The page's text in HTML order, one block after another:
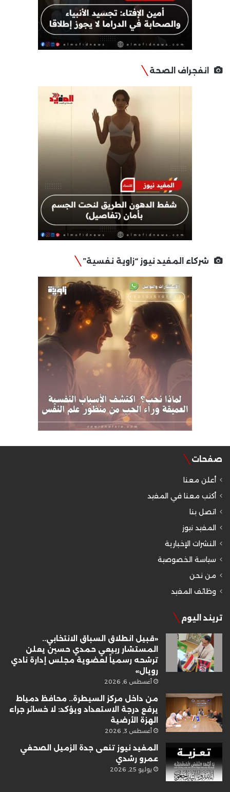
انفجراف الصحة
شركاء المفيد نيوز “زاوية نفسية”
صفحات
أعلن معنا
أكتب معنا في المفيد
اتصل بنا
المفيد نيوز
النشرات الإخبارية
سياسة الخصوصية
من نحن
وظائف المفيد
تريند اليوم
«قبيل انطلاق السباق الانتخابي..
المستشار ربيعي حمدي حسين يعلن
ترشحه رسمياً لعضوية مجلس إدارة نادي
رويال»
أغسطس 6, 2026
من داخل مركز السيطرة.. محافظ دمياط
يرفع درجة الاستعداد ويؤكد: لا خسائر جراء
الهزة الأرضية
أغسطس 3, 2026
المفيد نيوز تنعى جدة الزميل الصحفي
عمرو رشدي
يوليو 25, 2026